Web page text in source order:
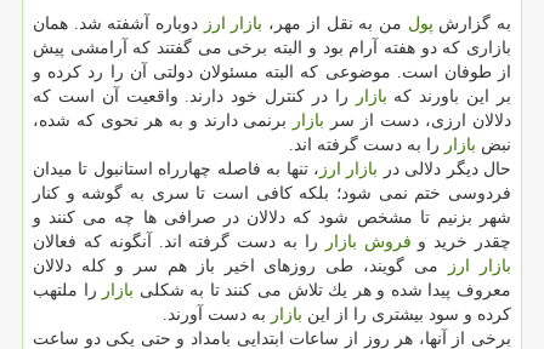
به گزارش پول من به نقل از مهر، بازار ارز دوباره آشفته شد. همان
بازاری كه دو هفته آرام بود و البته برخی می گفتند كه آرامشی پیش
از طوفان است. موضوعی كه البته مسئولان دولتی آن را رد كرده و
بر این باورند كه بازار
را در كنترل خود دارند. واقعیت آن است كه
دلالان ارزی، دست از سر بازار
برنمی دارند و به هر نحوی كه شده،
نبض بازار را به دست گرفته اند.
حال دیگر دلالی در بازار ارز ، تنها به فاصله چهارراه استانبول تا میدان
فردوسی ختم نمی شود؛ بلكه كافی است تا سری به گوشه و كنار
شهر بزنیم تا مشخص شود كه دلالان در صرافی ها چه می كنند و
چقدر خرید و فروش بازار
را به دست گرفته اند. آنگونه كه فعالان
بازار
ارز
می گویند، طی روزهای اخیر باز هم سر و كله دلالان
معروف پیدا شده و هر یك تلاش می كنند تا به شكلی بازار را ملتهب
كرده و سود بیشتری را از این بازار به دست آورند.
برخی از آنها، هر روز از ساعات ابتدایی بامداد و حتی یكی دو ساعت